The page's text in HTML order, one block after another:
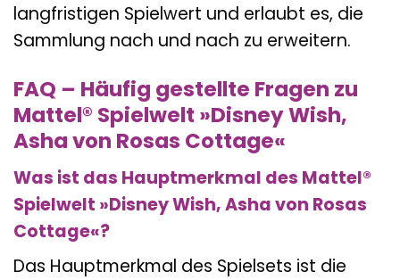
langfristigen Spielwert und erlaubt es, die
Sammlung nach und nach zu erweitern.
FAQ – Häufig gestellte Fragen zu
Mattel® Spielwelt »Disney Wish,
Asha von Rosas Cottage«
Was ist das Hauptmerkmal des Mattel®
Spielwelt »Disney Wish, Asha von Rosas
Cottage«?
Das Hauptmerkmal des Spielsets ist die